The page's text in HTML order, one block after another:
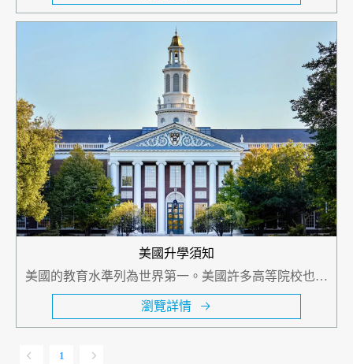
案。
美國升學須知
美國的教育水準列為世界第一。美國許多高等院校也非
常有競爭力，無論是公立或私立的。在世界排名前300名
大學中，美國占70所。
瀏覽詳情
1